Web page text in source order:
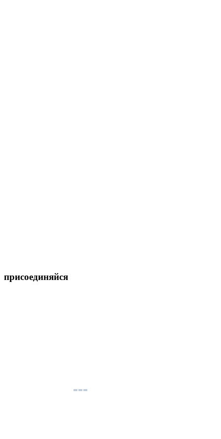
присоединяйся